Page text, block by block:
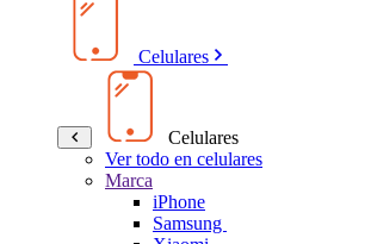
Celulares
Celulares
Ver todo en celulares
Marca
iPhone
Samsung